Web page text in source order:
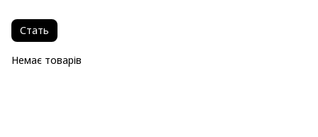
Стать
Немає товарів